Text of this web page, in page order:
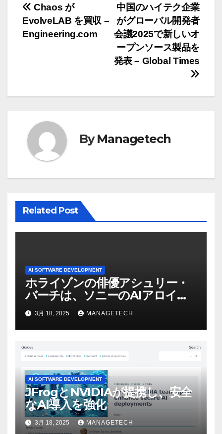
投
稿
ゲ
シ
ョ
ン
中国のハイテク企業
がグローバル開発者
会議2025で新しいオ
ープンソース製品を
発表 – Global Times
Chaos が
EvolveLAB を買収 –
Engineering.com
ByManagetech
Related Post
AI SOFTWARE DEVELOPMENT
ホライゾンの俳優アシュリー・
バーチは、ソニーのAIアロイの
ビデオを見て「ゲームパフォー
マンスという芸術形式に不安を
感じた」と語る – IGN
3月 18, 2025 MANAGETECH
AI SOFTWARE DEVELOPMENT
JFrogとNVIDIAが提携し、安全
なAI導入を強化
3月 18, 2025 MANAGETECH